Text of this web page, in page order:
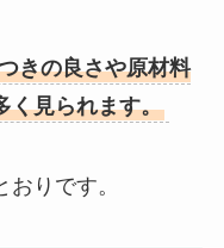
きの良さや原材料
く見られます。
りです。